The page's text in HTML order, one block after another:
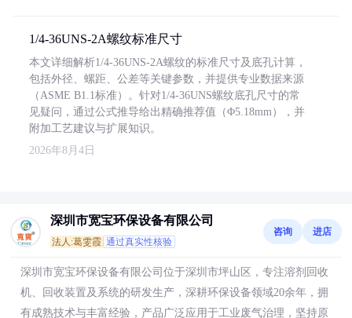
1/4-36UNS-2A螺纹标准尺寸
本文详细解析1/4-36UNS-2A螺纹的标准尺寸及底孔计算，
包括外径、螺距、公差等关键参数，并提供专业数据来源
（ASME B1.1标准）。针对1/4-36UNS螺纹底孔尺寸的常
见疑问，通过公式推导给出精确推荐值（Φ5.18mm），并
附加工艺建议与扩展知识。
2026年8月4日
深圳市宽宝环保设备有限公司
法人:葛雯霞 通过真实性核验
咨询 进店
深圳市宽宝环保设备有限公司位于深圳市坪山区，专注溶剂回收
机、回收装置及系统的研发生产，深耕环保设备领域20余年，拥
有成熟技术与丰富经验，产品广泛应用于工业废气治理，坚持原